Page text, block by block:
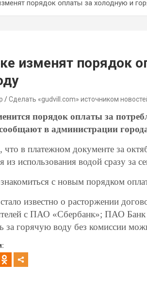
порядок оплаты за холодную и
изменят порядок
Сделать «gudvill.com» источником
порядок оплаты за
сообщают в администрации
что в платежном документе за
из использования водой сразу за
с новым порядком
известно о расторжении
с ПАО «Сбербанк»; ПАО
за горячую воду без комиссии